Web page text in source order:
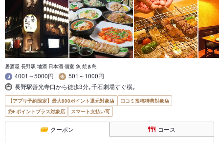
居酒屋 長野駅 地酒 日本酒 個室 魚 焼き鳥
4001～5000円
501～1000円
長野駅善光寺口から徒歩3分｡千石劇場すぐ横｡
【アプリ予約限定】最大800ポイント還元対象店
口コミ投稿特典対象店
ポイントプラス対象店
スマート支払い可
クーポン コース